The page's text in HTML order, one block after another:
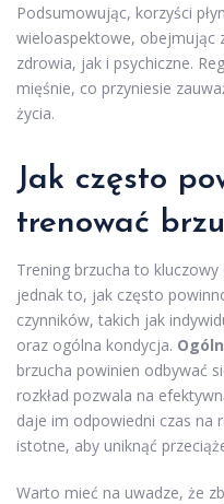
Podsumowując, korzyści
wieloaspektowe, obejmując
zdrowia, jak i psychiczne.
mięśnie, co przyniesie
życia.
Jak często
trenować
Trening brzucha to
jednak to, jak często
czynników, takich jak
oraz ogólna kondycja.
brzucha powinien odbywać
rozkład pozwala na
daje im odpowiedni czas na
istotne, aby uniknąć
Warto mieć na uwadze, że